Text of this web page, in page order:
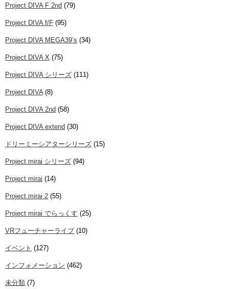
Project DIVA F 2nd (79)
Project DIVA f/F (95)
Project DIVA MEGA39’s (34)
Project DIVA X (75)
Project DIVA シリーズ (111)
Project DIVA(8)
Project DIVA 2nd (58)
Project DIVA extend (30)
ドリーミーシアターシリーズ (15)
Project mirai シリーズ (94)
Project mirai (14)
Project mirai 2 (55)
Project mirai でらっくす (25)
VRフューチャーライブ (10)
イベント (127)
インフォメーション (462)
未分類 (7)